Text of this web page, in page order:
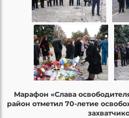
Марафон «Слава
район отметил 70-летие